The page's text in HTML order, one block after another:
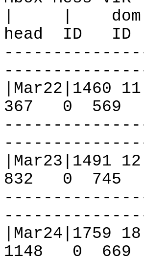
dom
head
ID
ID
|Mar22|1460 11
367
0 569
|Mar23|1491 12
832
0 745
|Mar24|1759 18
1148
0 669